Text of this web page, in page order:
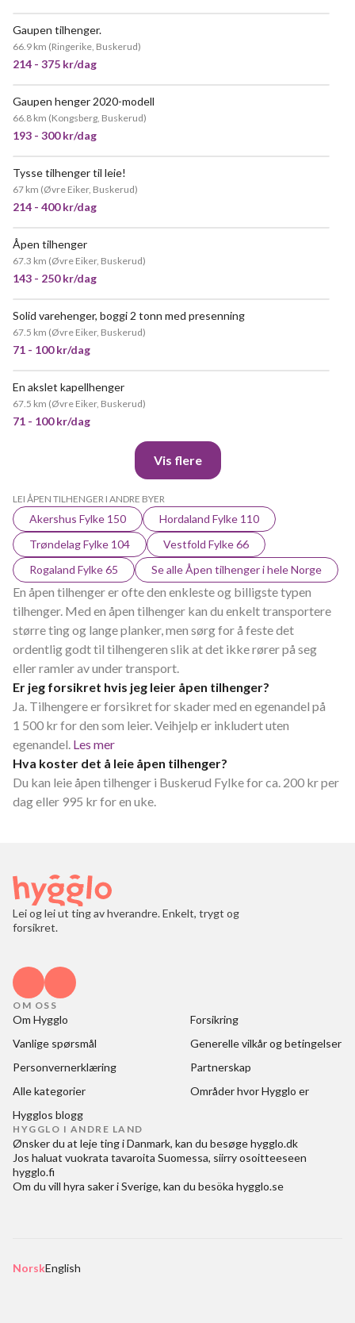
Gaupen tilhenger.
66.9 km (Ringerike, Buskerud)
214 - 375 kr/dag
Gaupen henger 2020-modell
66.8 km (Kongsberg, Buskerud)
193 - 300 kr/dag
Tysse tilhenger til leie!
67 km (Øvre Eiker, Buskerud)
214 - 400 kr/dag
Åpen tilhenger
67.3 km (Øvre Eiker, Buskerud)
143 - 250 kr/dag
Solid varehenger, boggi 2 tonn med presenning
67.5 km (Øvre Eiker, Buskerud)
71 - 100 kr/dag
En akslet kapellhenger
67.5 km (Øvre Eiker, Buskerud)
71 - 100 kr/dag
Vis flere
LEI ÅPEN TILHENGER I ANDRE BYER
Akershus Fylke 150
Hordaland Fylke 110
Trøndelag Fylke 104
Vestfold Fylke 66
Rogaland Fylke 65
Se alle Åpen tilhenger i hele Norge
En åpen tilhenger er ofte den enkleste og billigste typen
tilhenger. Med en åpen tilhenger kan du enkelt transportere
større ting og lange planker, men sørg for å feste det
ordentlig godt til tilhengeren slik at det ikke rører på seg
eller ramler av under transport.
Er jeg forsikret hvis jeg leier åpen tilhenger?
Ja. Tilhengere er forsikret for skader med en egenandel på
1 500 kr for den som leier. Veihjelp er inkludert uten
egenandel. Les mer
Hva koster det å leie åpen tilhenger?
Du kan leie åpen tilhenger i Buskerud Fylke for ca. 200 kr per
dag eller 995 kr for en uke.
Lei og lei ut ting av hverandre. Enkelt, trygt og
forsikret.
OM OSS
Om Hygglo
Forsikring
Vanlige spørsmål
Generelle vilkår og betingelser
Personvernerklæring
Partnerskap
Alle kategorier
Områder hvor Hygglo er
Hygglos blogg
HYGGLO I ANDRE LAND
Ønsker du at leje ting i Danmark, kan du besøgehygglo.dk
Jos haluat vuokrata tavaroita Suomessa, siirry osoitteeseen
hygglo.fi
Om du vill hyra saker i Sverige, kan du besöka hygglo.se
NorskEnglish